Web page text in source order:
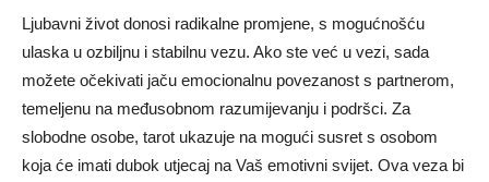
Ljubavni život donosi radikalne promjene, s mogućnošću
ulaska u ozbiljnu i stabilnu vezu. Ako ste već u vezi, sada
možete očekivati jaču emocionalnu povezanost s partnerom,
temeljenu na međusobnom razumijevanju i podršci. Za
slobodne osobe, tarot ukazuje na mogući susret s osobom
koja će imati dubok utjecaj na Vaš emotivni svijet. Ova veza bi